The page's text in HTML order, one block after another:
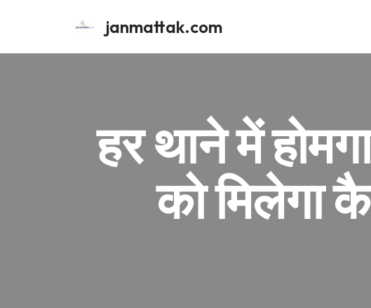
janmattak.com
हर थाने में
को मिलेगा